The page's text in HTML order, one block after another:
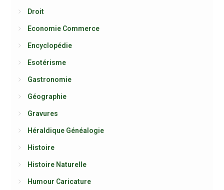
Droit
Economie Commerce
Encyclopédie
Esotérisme
Gastronomie
Géographie
Gravures
Héraldique Généalogie
Histoire
Histoire Naturelle
Humour Caricature